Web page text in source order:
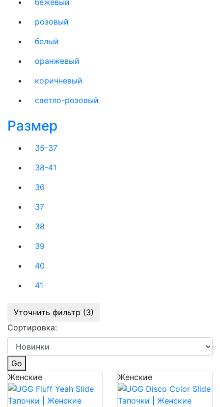
бежевый
розовый
белый
оранжевый
коричневый
светло-розовый
Размер
35-37
38-41
36
37
38
39
40
41
Уточнить фильтр (3)
Сортировка:
Go
Женские
Женские